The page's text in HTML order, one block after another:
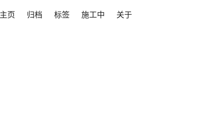
主页 归档 标签 施工中 关于